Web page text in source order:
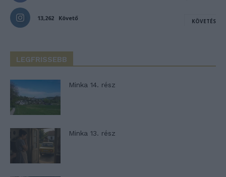
13,262 Követő KÖVETÉS
LEGFRISSEBB
Minka 14. rész
Minka 13. rész